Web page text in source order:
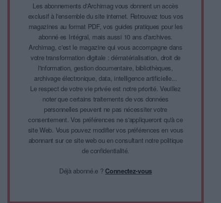
Les abonnements d'Archimag vous donnent un accès
exclusif à l'ensemble du site internet. Retrouvez tous vos
magazines au format PDF, vos guides pratiques pour les
abonné·es Intégral, mais aussi 10 ans d'archives.
Archimag, c'est le magazine qui vous accompagne dans
votre transformation digitale : dématérialisation, droit de
l'information, gestion documentaire, bibliothèques,
archivage électronique, data, intelligence artificielle...
Le respect de votre vie privée est notre priorité. Veuillez
noter que certains traitements de vos données
personnelles peuvent ne pas nécessiter votre
consentement. Vos préférences ne s'appliqueront qu'à ce
site Web. Vous pouvez modifier vos préférences en vous
abonnant sur ce site web ou en consultant notre politique
de confidentialité.
Déjà abonné.e ?Connectez-vous